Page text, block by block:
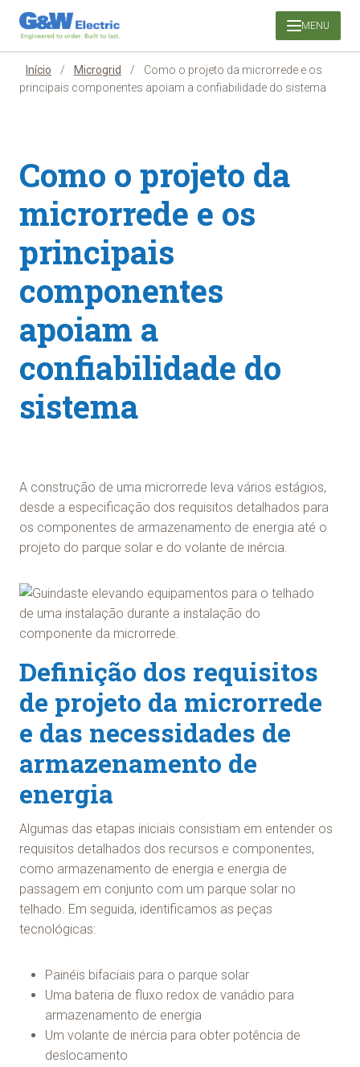
Pular
para
o
conteúdo
MENU
Início / Microgrid /
Como o projeto da microrrede e os
principais componentes apoiam a confiabilidade do sistema
Como o projeto da
microrrede e os
principais
componentes
apoiam a
confiabilidade do
sistema
A construção de uma microrrede leva vários estágios,
desde a especificação dos requisitos detalhados para
os componentes de armazenamento de energia até o
projeto do parque solar e do volante de inércia.
Definição dos requisitos
de projeto da microrrede
e das necessidades de
armazenamento de
energia
Algumas das etapas iniciais consistiam em entender os
requisitos detalhados dos recursos e componentes,
como armazenamento de energia e energia de
passagem em conjunto com um parque solar no
telhado. Em seguida, identificamos as peças
tecnológicas:
Painéis bifaciais para o parque solar
Uma bateria de fluxo redox de vanádio para
armazenamento de energia
Um volante de inércia para obter potência de
deslocamento